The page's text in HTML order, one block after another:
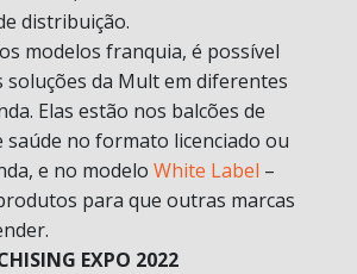
distribuição.
modelos franquia, é possível
soluções da Mult em diferentes
Elas estão nos balcões de
saúde no formato licenciado ou
e no modelo White Label –
para que outras marcas
EXPO 2022